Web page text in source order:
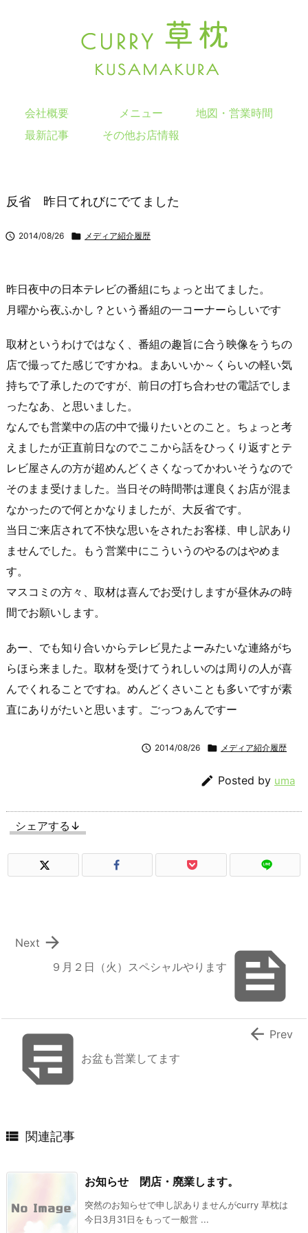
会社概要 メニュー
地図・営業時間
最新記事
その他お店情報
反省 昨日てれびにでてました
 2014/08/26  メディア紹介履歴
昨日夜中の日本テレビの番組にちょっと出てました。
月曜から夜ふかし？という番組の一コーナーらしいです
取材というわけではなく、番組の趣旨に合う映像をうちの
店で撮ってた感じですかね。まあいいか～くらいの軽い気
持ちで了承したのですが、前日の打ち合わせの電話でしま
ったなあ、と思いました。
なんでも営業中の店の中で撮りたいとのこと。ちょっと考
えましたが正直前日なのでここから話をひっくり返すとテ
レビ屋さんの方が超めんどくさくなってかわいそうなので
そのまま受けました。当日その時間帯は運良くお店が混ま
なかったので何とかなりましたが、大反省です。
当日ご来店されて不快な思いをされたお客様、申し訳あり
ませんでした。もう営業中にこういうのやるのはやめま
す。
マスコミの方々、取材は喜んでお受けしますが昼休みの時
間でお願いします。
あー、でも知り合いからテレビ見たよーみたいな連絡がち
らほら来ました。取材を受けてうれしいのは周りの人が喜
んでくれることですね。めんどくさいことも多いですが素
直にありがたいと思います。ごっつぁんですー
 2014/08/26  メディア紹介履歴
 Posted by uma
シェアする↓

９月２日（火）スペシャルやります

Next
お盆も営業してます
 Prev
 関連記事
お知らせ 閉店・廃業します。
突然のお知らせで申し訳ありませんがcurry 草枕は
今日3月31日をもって一般営 ...